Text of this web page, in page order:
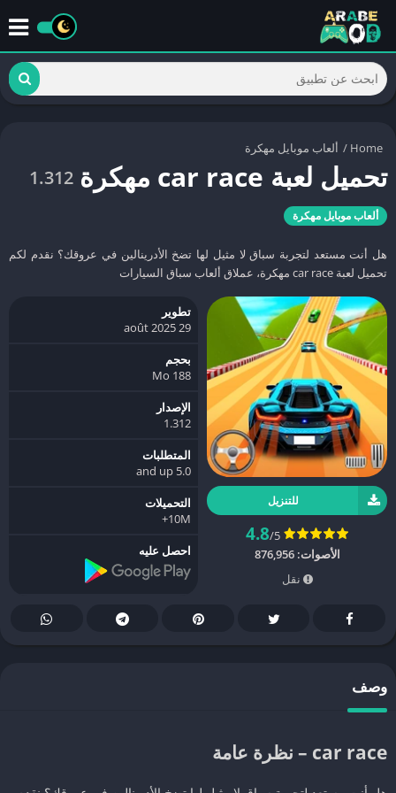
Home
/ ألعاب موبايل مهكرة
تحميل لعبة car race مهكرة 1.312
ألعاب موبايل مهكرة
هل أنت مستعد لتجربة سباق لا مثيل لها تضخ الأدرينالين في عروقك؟ نقدم لكم
تحميل لعبة car race مهكرة، عملاق ألعاب سباق السيارات
للتنزيل
4.8/5
الأصوات:876,956
نقل
تطوير
29 août 2025
بحجم
188 Mo
الإصدار
1.312
المتطلبات
5.0 and up
التحميلات
10M+
احصل عليه
وصف
car race – نظرة عامة